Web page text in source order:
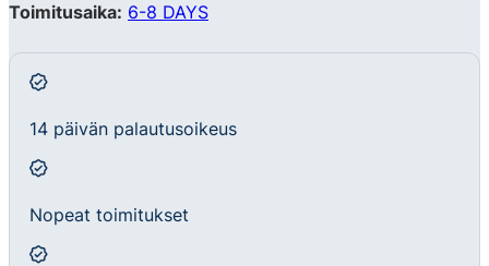
Toimitusaika: 6-8 DAYS
14 päivän palautusoikeus
Nopeat toimitukset